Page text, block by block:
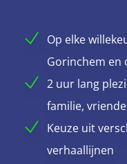
Op elke
Gorinchem en
2 uur lang
familie,
Keuze uit
verhaallijnen